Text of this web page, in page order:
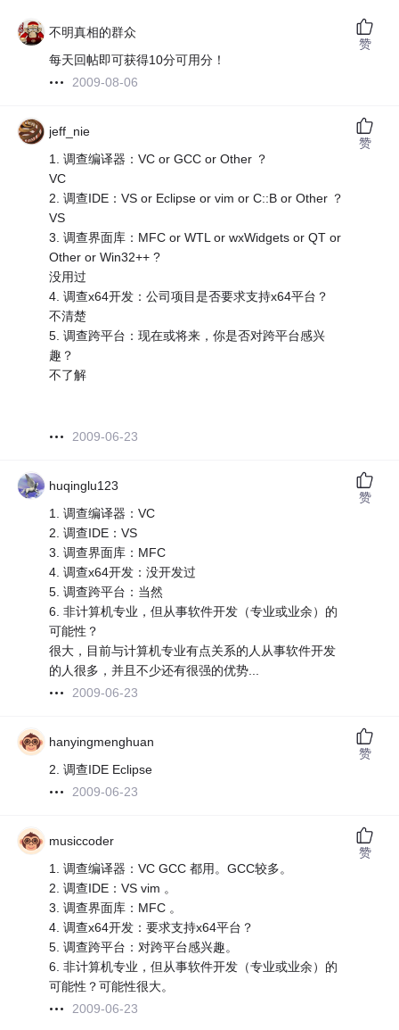
不明真相的群众
每天回帖即可获得10分可用分！
2009-08-06
赞
jeff_nie
1. 调查编译器：VC or GCC or Other ？
VC
2. 调查IDE：VS or Eclipse or vim or C::B or Other ？
VS
3. 调查界面库：MFC or WTL or wxWidgets or QT or
Other or Win32++ ?
没用过
4. 调查x64开发：公司项目是否要求支持x64平台？
不清楚
5. 调查跨平台：现在或将来，你是否对跨平台感兴
趣？
不了解
2009-06-23
赞
huqinglu123
1. 调查编译器：VC
2. 调查IDE：VS
3. 调查界面库：MFC
4. 调查x64开发：没开发过
5. 调查跨平台：当然
6. 非计算机专业，但从事软件开发（专业或业余）的
可能性？
很大，目前与计算机专业有点关系的人从事软件开发
的人很多，并且不少还有很强的优势...
2009-06-23
赞
hanyingmenghuan
2. 调查IDE Eclipse
2009-06-23
赞
musiccoder
1. 调查编译器：VC GCC 都用。GCC较多。
2. 调查IDE：VS vim 。
3. 调查界面库：MFC 。
4. 调查x64开发：要求支持x64平台？
5. 调查跨平台：对跨平台感兴趣。
6. 非计算机专业，但从事软件开发（专业或业余）的
可能性？可能性很大。
2009-06-23
赞